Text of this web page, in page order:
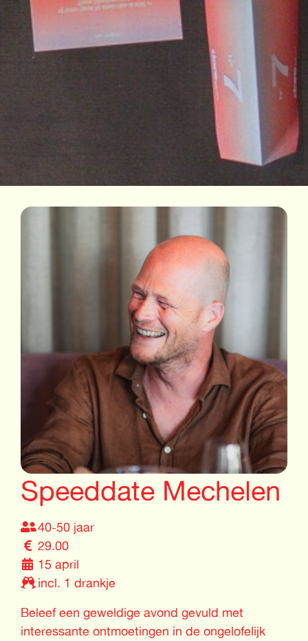
Speeddate Mechelen
40-50 jaar
29.00
15 april
incl. 1 drankje
Beleef een geweldige avond gevuld met
interessante ontmoetingen in de ongelofelijk